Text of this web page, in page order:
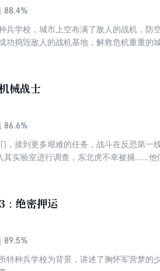
88.4%
兵学校，城市上空布满了敌人的战机，
功捣毁敌人的战机基地，解救危机重重的
械战士
86.6%
，接到更多艰难的任务，战斗在反恐第一
其实验室进行调查，东北虎不幸被捕……
：绝密押运
89.5%
特种兵学校为背景，讲述了胸怀军营梦的